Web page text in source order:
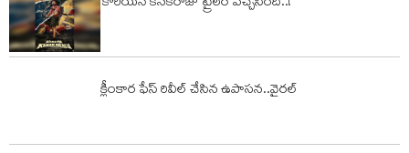
క్లీంకార ఫేస్‌ రివీల్‌ చేసిన ఉపాసన..వైరల్